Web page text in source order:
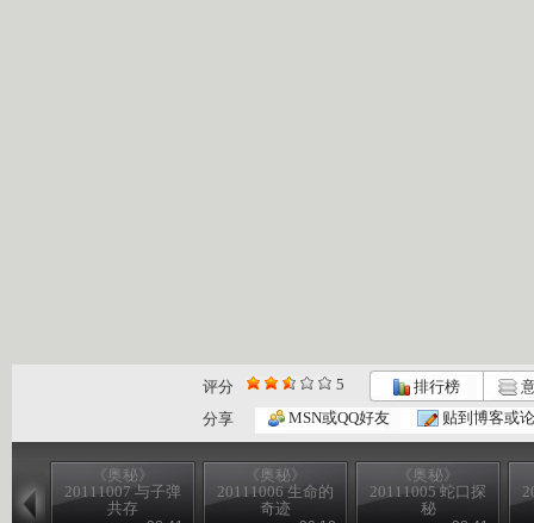
评分 5 排行榜
分享
MSN或QQ好友 贴到博客或
《奥秘》
20111007 与子弹
共存
《奥秘》
20111006 生命的
奇迹
《奥秘》
20111005 蛇口探
秘